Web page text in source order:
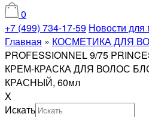
0
+7 (499) 734-17-59 Новости
Главная » КОСМЕТИКА ДЛЯ
PROFESSIONNEL 9/75
КРЕМ-КРАСКА ДЛЯ ВОЛОС
КРАСНЫЙ, 60мл
X
Искать